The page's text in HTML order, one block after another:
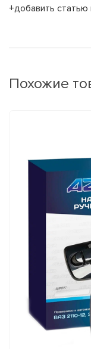
+добавить статью
Похожие